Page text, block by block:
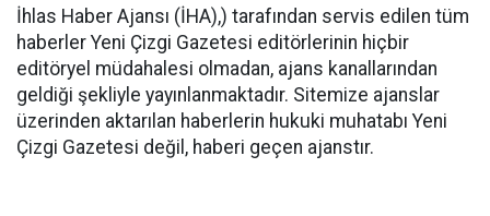
İhlas Haber Ajansı (İHA),) tarafından servis edilen tüm
haberler Yeni Çizgi Gazetesi editörlerinin hiçbir
editöryel müdahalesi olmadan, ajans kanallarından
geldiği şekliyle yayınlanmaktadır. Sitemize ajanslar
üzerinden aktarılan haberlerin hukuki muhatabı Yeni
Çizgi Gazetesi değil, haberi geçen ajanstır.